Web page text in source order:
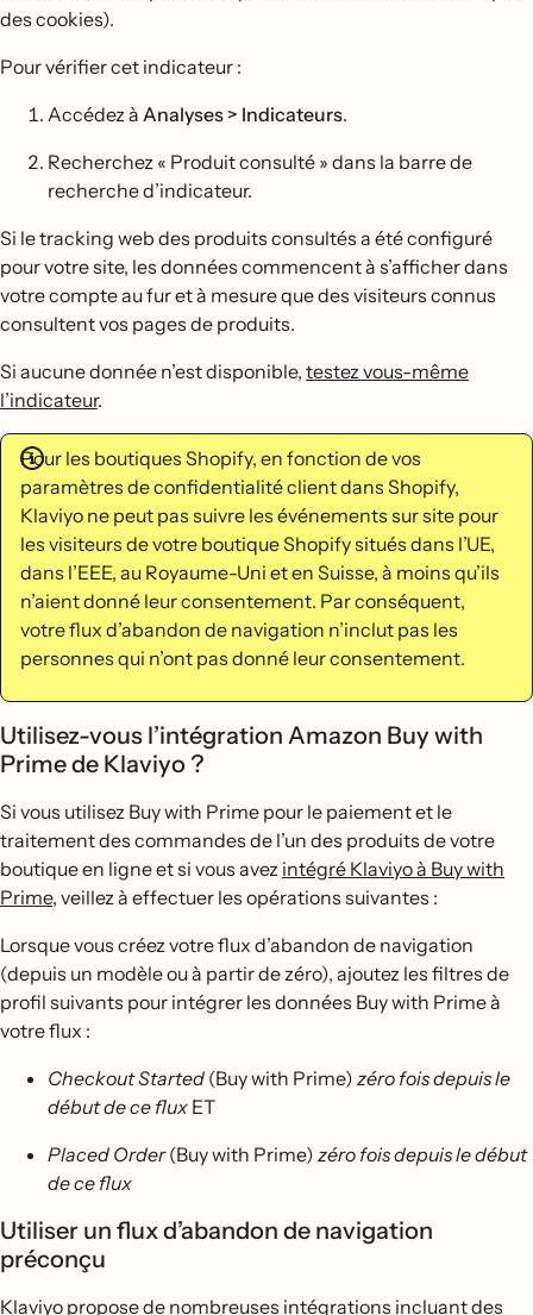
des cookies).
Pour vérifier cet indicateur :
Accédez à Analyses > Indicateurs.
Recherchez « Produit consulté » dans la barre de
recherche d’indicateur.
Si le tracking web des produits consultés a été configuré
pour votre site, les données commencent à s’afficher dans
votre compte au fur et à mesure que des visiteurs connus
consultent vos pages de produits.
Si aucune donnée n’est disponible, testez vous-même
l’indicateur.
Pour les boutiques Shopify, en fonction de vos
paramètres de confidentialité client dans Shopify,
Klaviyo ne peut pas suivre les événements sur site pour
les visiteurs de votre boutique Shopify situés dans l’UE,
dans l’EEE, au Royaume-Uni et en Suisse, à moins qu’ils
n’aient donné leur consentement. Par conséquent,
votre flux d’abandon de navigation n’inclut pas les
personnes qui n’ont pas donné leur consentement.
Utilisez-vous l’intégration Amazon Buy with
Prime de Klaviyo ?
Si vous utilisez Buy with Prime pour le paiement et le
traitement des commandes de l’un des produits de votre
boutique en ligne et si vous avez intégré Klaviyo à Buy with
Prime, veillez à effectuer les opérations suivantes :
Lorsque vous créez votre flux d’abandon de navigation
(depuis un modèle ou à partir de zéro), ajoutez les filtres de
profil suivants pour intégrer les données Buy with Prime à
votre flux :
Checkout Started (Buy with Prime) zéro fois depuis le
début de ce flux ET
Placed Order(Buy with Prime) zéro fois depuis le début
de ce flux
Utiliser un flux d’abandon de navigation
préconçu
Klaviyo propose de nombreuses intégrations incluant des